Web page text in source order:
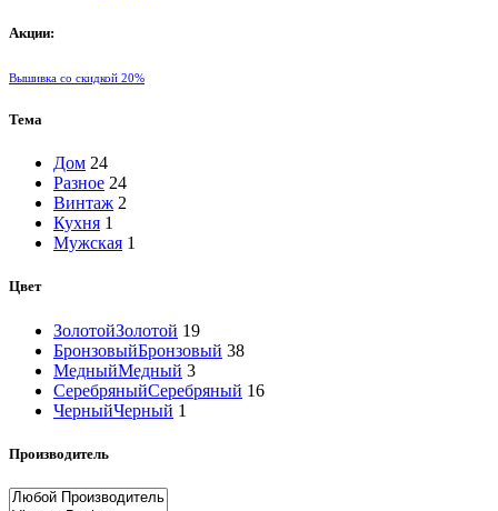
Акции:
Вышивка со скидкой 20%
Тема
Дом 24
Разное 24
Винтаж 2
Кухня 1
Мужская 1
Цвет
ЗолотойЗолотой 19
БронзовыйБронзовый 38
МедныйМедный 3
СеребряныйСеребряный 16
ЧерныйЧерный 1
Производитель